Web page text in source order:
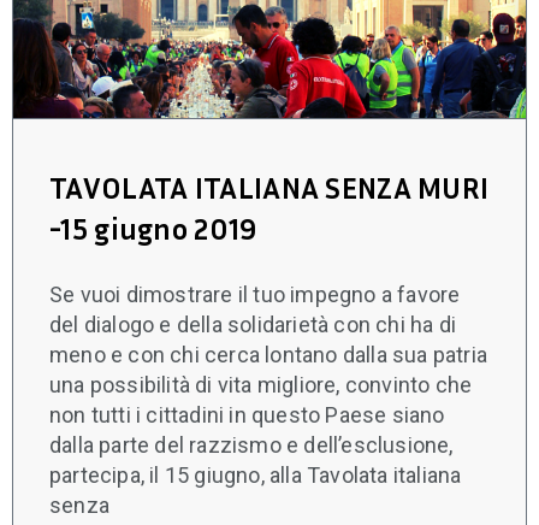
TAVOLATA ITALIANA SENZA MURI
-15 giugno 2019
Se vuoi dimostrare il tuo impegno a favore
del dialogo e della solidarietà con chi ha di
meno e con chi cerca lontano dalla sua patria
una possibilità di vita migliore, convinto che
non tutti i cittadini in questo Paese siano
dalla parte del razzismo e dell’esclusione,
partecipa, il 15 giugno, alla Tavolata italiana
senza